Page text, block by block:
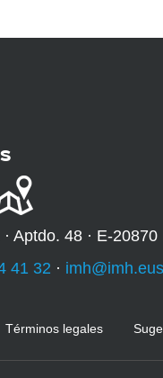
Aptdo. 48 · E-
41 32 · imh@imh.eus
Términos legales